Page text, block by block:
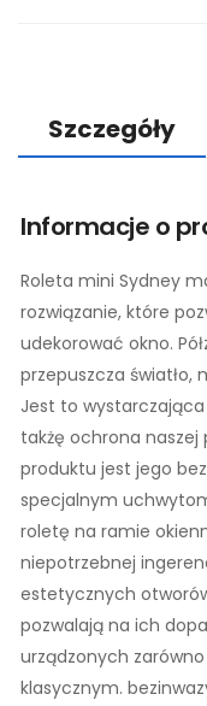
Szczegóły
Informacje o
Roleta mini Sydney
rozwiązanie, które
udekorować okno.
przepuszcza
Jest to
takżę ochrona
produktu jest jego
specjalnym
roletę na ramie
niepotrzebnej
estetycznych
pozwalają na ich
urządzonych
klasycznym.